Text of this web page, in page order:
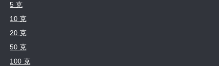
5 克
10 克
20 克
50 克
100 克